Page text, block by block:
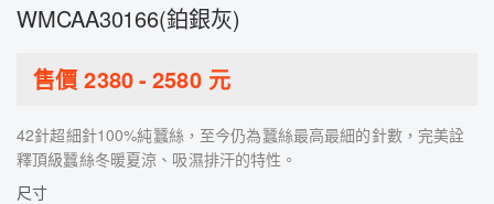
WMCAA30166(鉑銀灰)
售價2380- 2580元
42針超細針100%純蠶絲，至今仍為蠶絲最高最細的針數，完美詮
釋頂級蠶絲冬暖夏涼、吸濕排汗的特性。
尺寸